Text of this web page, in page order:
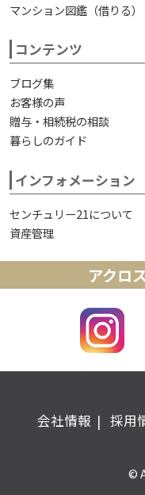
マンション図鑑（借りる）
コンテンツ
ブログ集
お客様の声
贈与・相続税の相談
暮らしのガイド
インフォメーション
センチュリー21について
資産管理
アクロ
会社情報 採用
©